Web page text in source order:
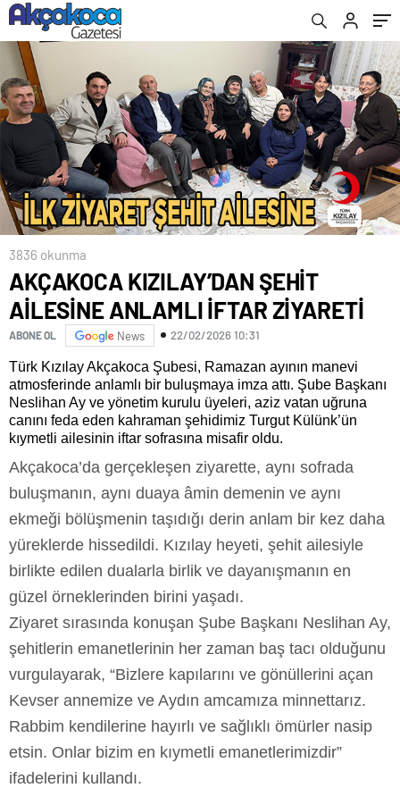
3836 okunma
AKÇAKOCA KIZILAY’DAN ŞEHİT
AİLESİNE ANLAMLI İFTAR ZİYARETİ
ABONE OL News 22/02/2026 10:31
Türk KızılayAkçakoca Şubesi, Ramazan ayının manevi
atmosferinde anlamlı bir buluşmaya imza attı. Şube Başkanı
Neslihan Ay ve yönetim kurulu üyeleri, aziz vatan uğruna
canını feda eden kahraman şehidimiz Turgut Külünk’ün
kıymetli ailesinin iftar sofrasına misafir oldu.
Akçakoca’da gerçekleşen ziyarette, aynı sofrada
buluşmanın, aynı duaya âmin demenin ve aynı
ekmeği bölüşmenin taşıdığı derin anlam bir kez daha
yüreklerde hissedildi. Kızılay heyeti, şehit ailesiyle
birlikte edilen dualarla birlik ve dayanışmanın en
güzel örneklerinden birini yaşadı.
Ziyaret sırasında konuşan Şube Başkanı Neslihan Ay,
şehitlerin emanetlerinin her zaman baş tacı olduğunu
vurgulayarak, “Bizlere kapılarını ve gönüllerini açan
Kevser annemize ve Aydın amcamıza minnettarız.
Rabbim kendilerine hayırlı ve sağlıklı ömürler nasip
etsin. Onlar bizim en kıymetli emanetlerimizdir”
ifadelerini kullandı.